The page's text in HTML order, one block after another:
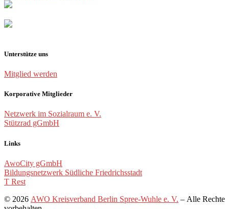
Unterstütze uns
Mitglied werden
Korporative Mitglieder
Netzwerk im Sozialraum e. V.
Stützrad gGmbH
Links
AwoCity gGmbH
Bildungsnetzwerk Südliche Friedrichsstadt
T Rest
© 2026 AWO Kreisverband Berlin Spree-Wuhle e. V. – Alle Rechte